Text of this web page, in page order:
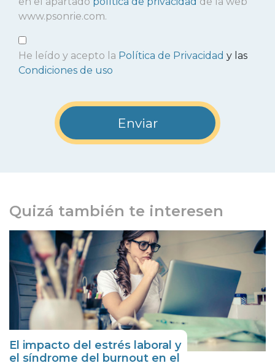
www.psonrie.com.
He leído y acepto la Política de Privacidad y las
Condiciones de uso
Quizá también te interesen
El impacto del estrés laboral y
el síndrome del burnout en el